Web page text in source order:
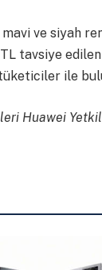
ve siyah
tavsiye edilen
ile
Huawei Yetkili